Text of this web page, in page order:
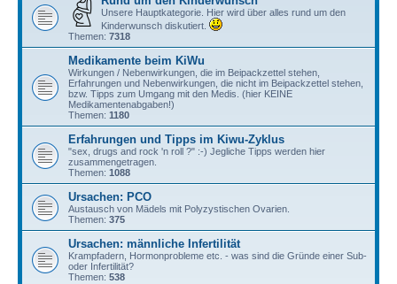
Unsere Hauptkategorie. Hier wird über alles rund um den
Kinderwunsch diskutiert.
Themen: 7318
Medikamente beim KiWu
Wirkungen / Nebenwirkungen, die im Beipackzettel stehen,
Erfahrungen und Nebenwirkungen, die nicht im Beipackzettel stehen,
bzw. Tipps zum Umgang mit den Medis. (hier KEINE
Medikamentenabgaben!)
Themen: 1180
Erfahrungen und Tipps im Kiwu-Zyklus
"sex, drugs and rock 'n roll ?" :-) Jegliche Tipps werden hier
zusammengetragen.
Themen: 1088
Ursachen: PCO
Austausch von Mädels mit Polyzystischen Ovarien.
Themen: 375
Ursachen: männliche Infertilität
Krampfadern, Hormonprobleme etc. - was sind die Gründe einer Sub-
oder Infertilität?
Themen: 538